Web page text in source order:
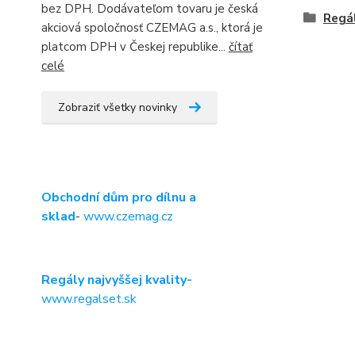
bez DPH. Dodávateľom tovaru je česká
akciová spoločnosť CZEMAG a.s., ktorá je
platcom DPH v Českej republike... čítať
celé
Zobraziť všetky novinky
Obchodní dům pro dílnu a
sklad- www.czemag.cz
Regály najvyššej kvality-
www.regalset.sk